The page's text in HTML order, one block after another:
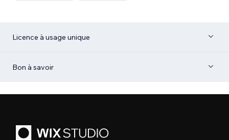
Licence à usage unique
Bon à savoir